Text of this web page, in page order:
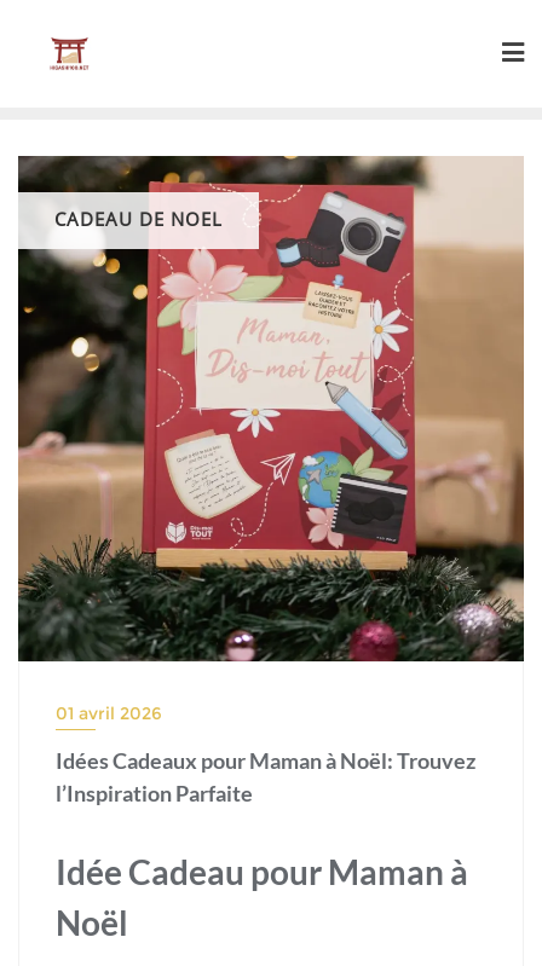
content
CADEAU DE NOEL
01 avril 2026
Idées Cadeaux pour Maman à Noël: Trouvez
l’Inspiration Parfaite
Idée Cadeau pour Maman à
Noël